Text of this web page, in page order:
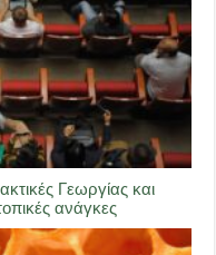
Γεωργίας και
ανάγκες